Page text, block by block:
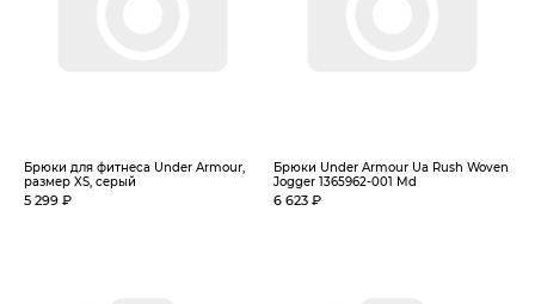
Брюки для фитнеса Under Armour,
размер XS, серый
5 299 ₽
Брюки Under Armour Ua Rush Woven
Jogger 1365962-001 Md
6 623 ₽